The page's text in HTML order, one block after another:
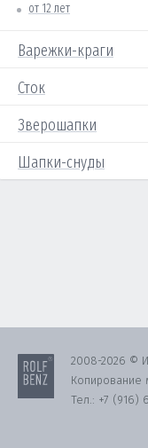
от 12 лет
Варежки-краги
Сток
Зверошапки
Шапки-снуды
2008-2026 ©
Копирование
Тел.: +7 (916)